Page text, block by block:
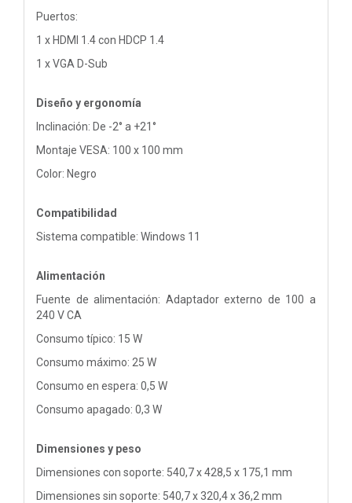
Puertos:
1 x HDMI 1.4 con HDCP 1.4
1 x VGA D-Sub
Diseño y ergonomía
Inclinación: De -2° a +21°
Montaje VESA: 100 x 100 mm
Color: Negro
Compatibilidad
Sistema compatible: Windows 11
Alimentación
Fuente de alimentación: Adaptador externo de 100 a
240 V CA
Consumo típico: 15 W
Consumo máximo: 25 W
Consumo en espera: 0,5 W
Consumo apagado: 0,3 W
Dimensiones y peso
Dimensiones con soporte: 540,7 x 428,5 x 175,1 mm
Dimensiones sin soporte: 540,7 x 320,4 x 36,2 mm